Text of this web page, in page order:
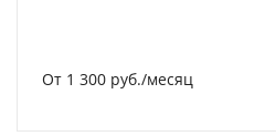
От 1 300 руб./месяц